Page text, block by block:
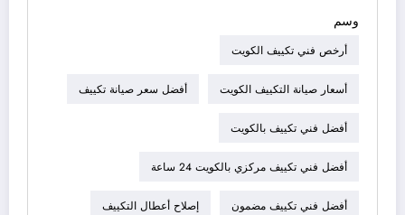
وسم
أرخص فني تكييف الكويت
أسعار صيانة التكييف الكويت أفضل سعر صيانة تكييف
أفضل فني تكييف بالكويت
أفضل فني تكييف مركزي بالكويت 24 ساعة
أفضل فني تكييف مضمون إصلاح أعطال التكييف